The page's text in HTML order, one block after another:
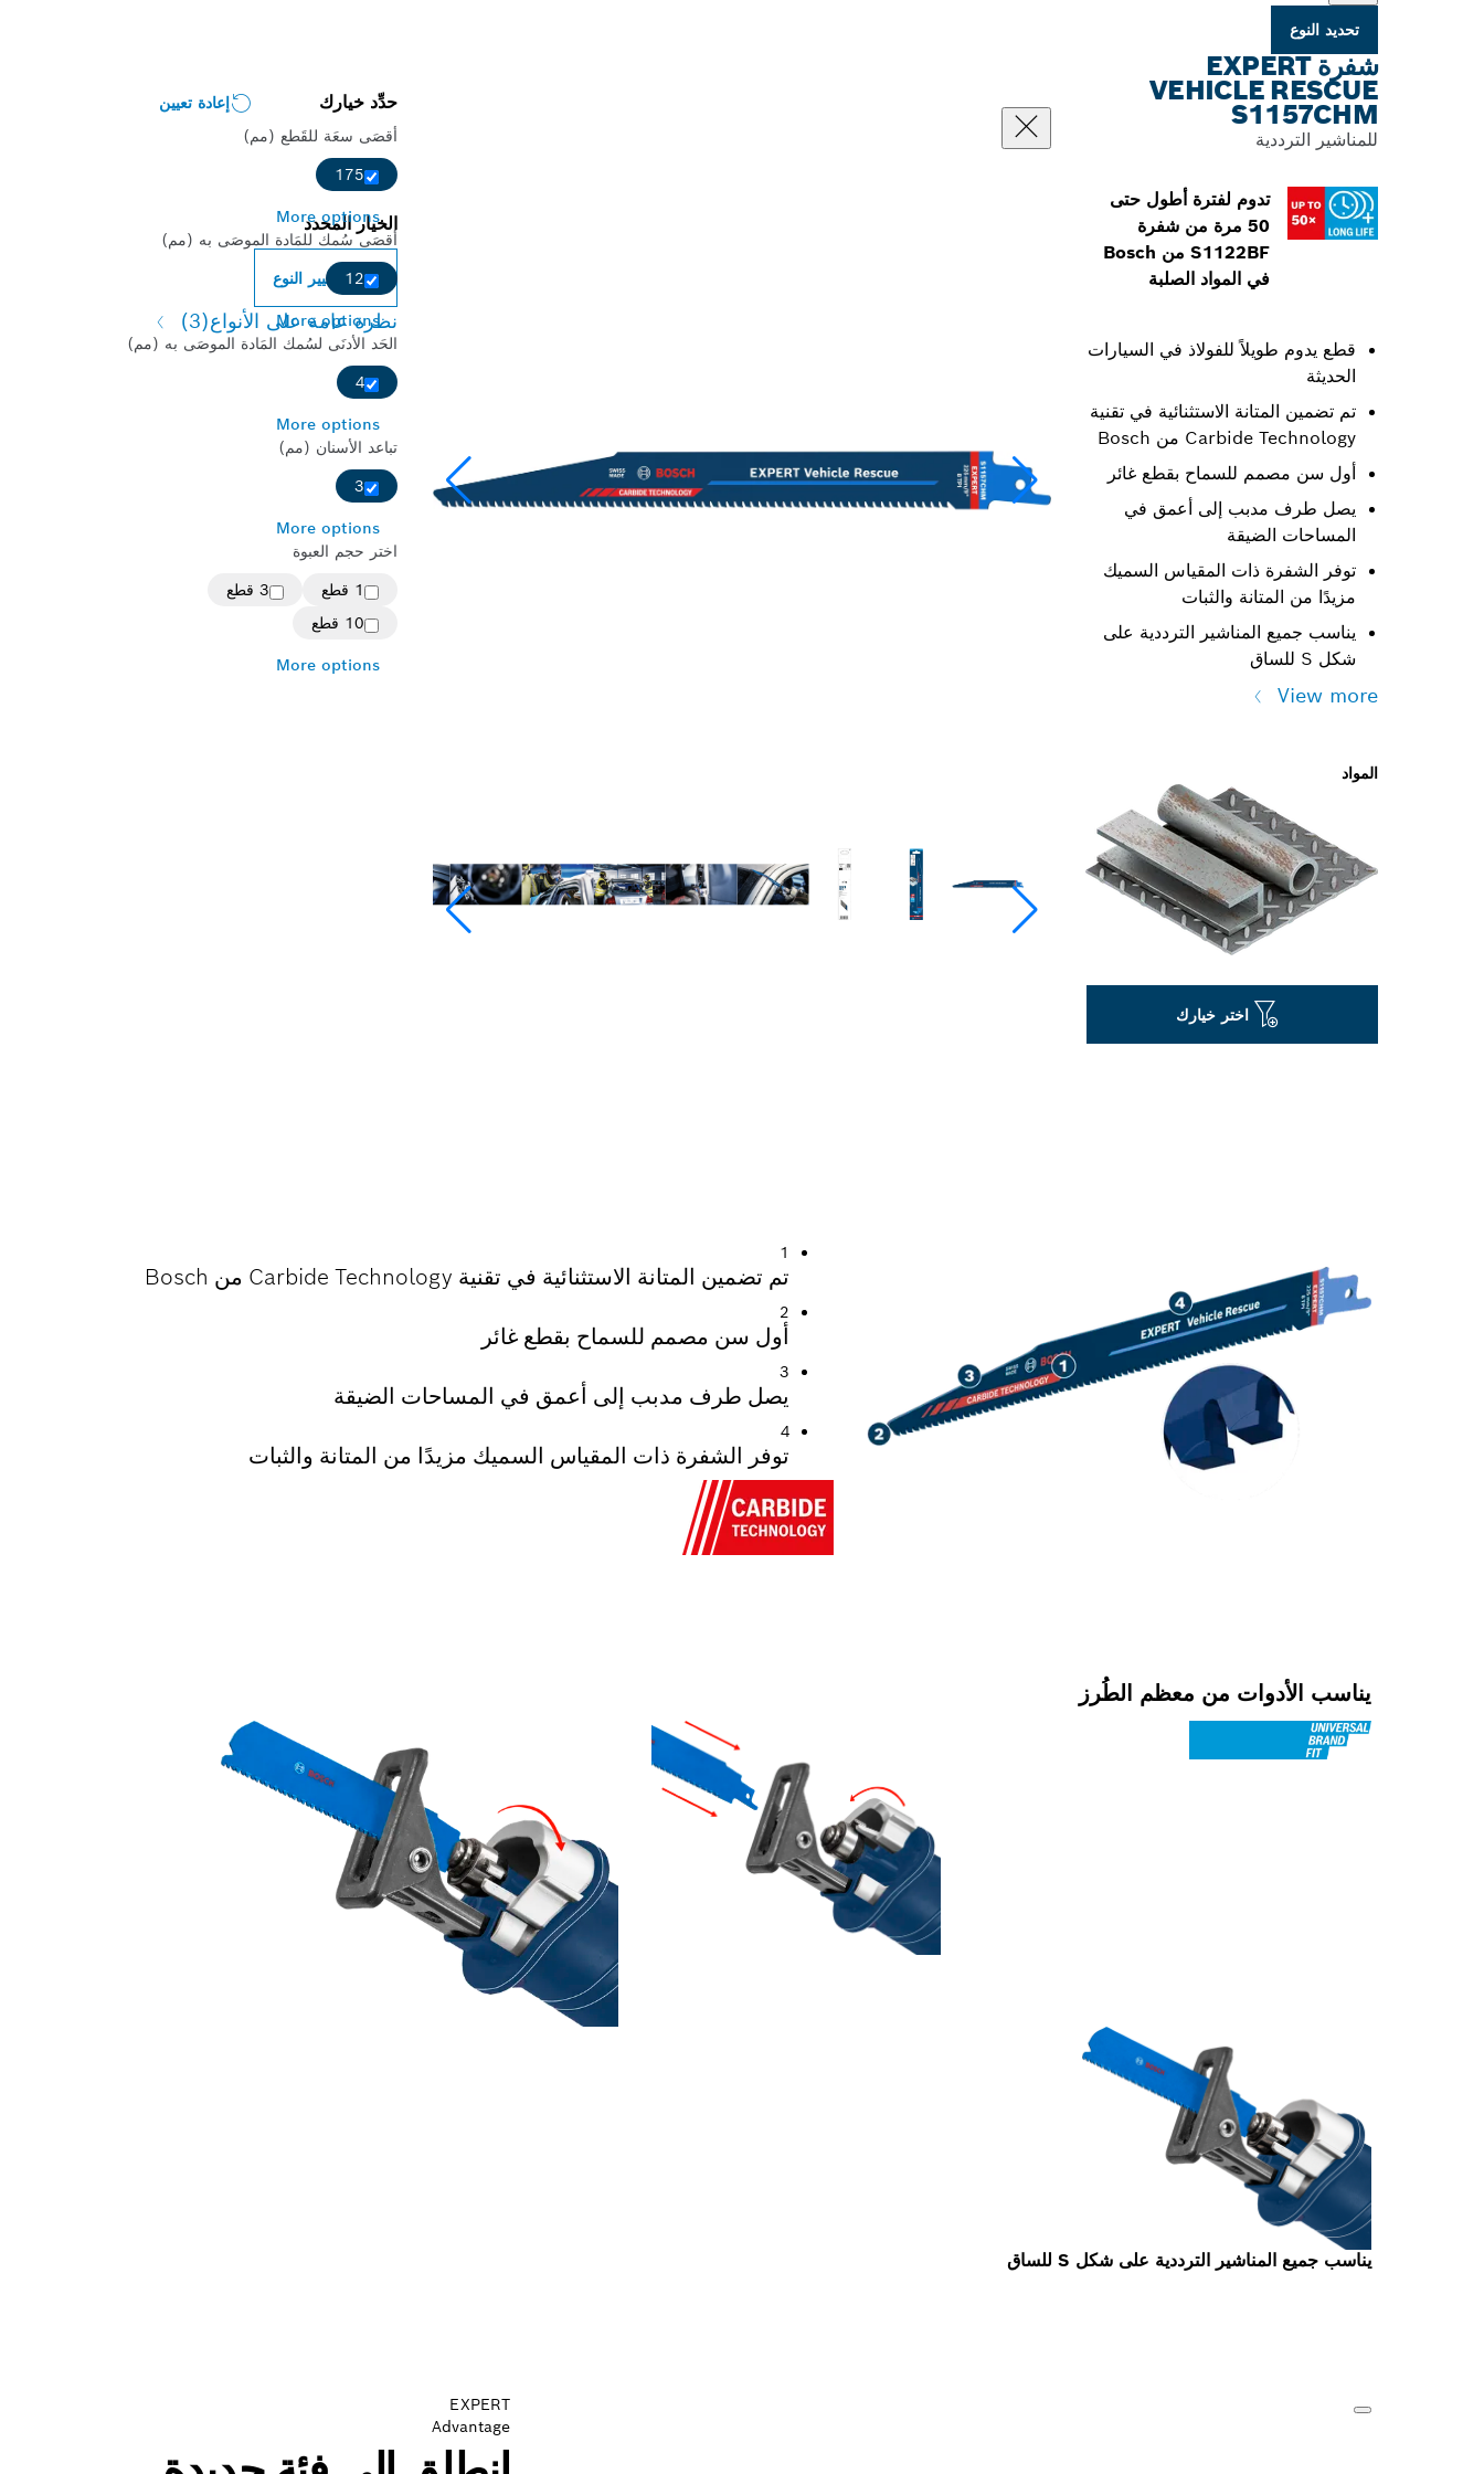
تحديد النوع
شفرة EXPERT
VEHICLE RESCUE
S1157CHM
للمناشير الترددية
تدوم لفترة أطول حتى
50 مرة من شفرة
S1122BF من Bosch
في المواد الصلبة
قطع يدوم طويلاً للفولاذ في السيارات
الحديثة
تم تضمين المتانة الاستثنائية في تقنية
Carbide Technology من Bosch
أول سن مصمم للسماح بقطع غائر
يصل طرف مدبب إلى أعمق في
المساحات الضيقة
توفر الشفرة ذات المقياس السميك
مزيدًا من المتانة والثبات
يناسب جميع المناشير الترددية على
شكل S للساق
View more
المواد
اختر خيارك
حدِّد خيارك
إعادة تعيين
أقصَى سعَة للقَطع (مم)
175
More options
أقصَى سُمك للمَادة الموصَى به (مم)
12
More options
الحَد الأدنَى لسُمك المَادة الموصَى به (مم)
4
More options
تباعد الأسنان (مم)
3
More options
اختر حجم العبوة
1 قطع
3 قطع
10 قطع
More options
الخيار المحدد
تغيير النوع
نظرة عامة على الأنواع(3)
1
تم تضمين المتانة الاستثنائية في تقنية Carbide Technology من Bosch
2
أول سن مصمم للسماح بقطع غائر
3
يصل طرف مدبب إلى أعمق في المساحات الضيقة
4
توفر الشفرة ذات المقياس السميك مزيدًا من المتانة والثبات
يناسب الأدوات من معظم الطُرز
يناسب جميع المناشير الترددية على شكل S للساق
EXPERT
Advantage